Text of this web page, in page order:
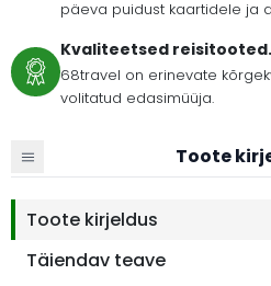
päeva puidust kaartidele ja
Kvaliteetsed reisitooted.
68travel on erinevate
volitatud edasimüüja.
Toote
Toote kirjeldus
Täiendav teave